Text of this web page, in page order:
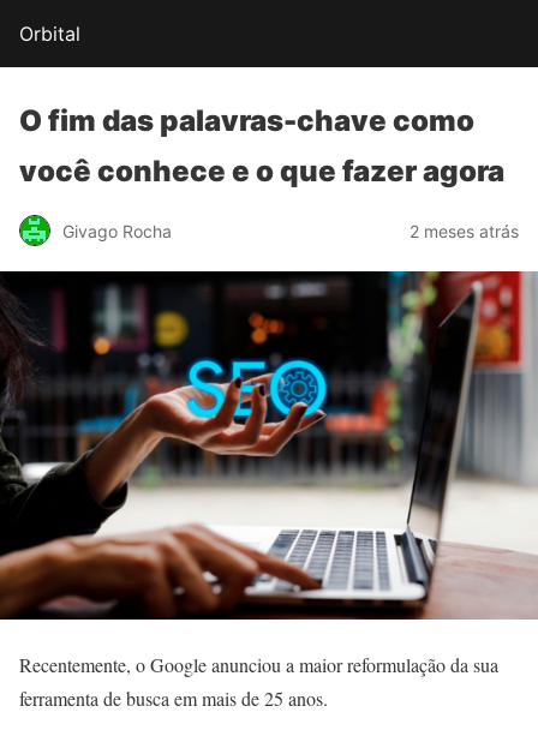
Orbital
O fim das palavras-chave como
você conhece e o que fazer agora
Givago Rocha 2 meses atrás
Recentemente, o Google anunciou a maior reformulação da sua
ferramenta de busca em mais de 25 anos.